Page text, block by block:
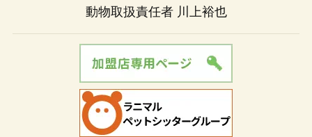
動物取扱責任者 川上裕也